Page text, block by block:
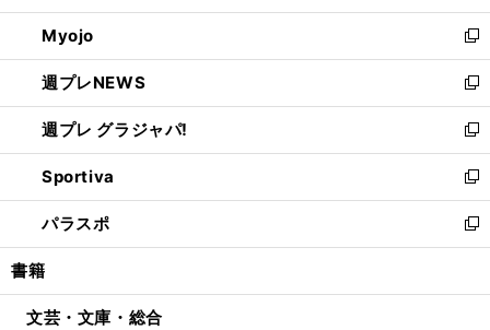
開
く
ウ
で
開
く
ン
ド
ウ
で
開
く
ウ
ィ
ン
ド
ウ
で
開
く
Myojo
新
し
い
ウ
ィ
ン
ド
ウ
で
開
週プレNEWS
新
し
い
ウ
ィ
ン
ド
ウ
開
週プレ グラジャパ!
新
し
い
ウ
ィ
ン
ウ
Sportiva
新
し
い
ウ
ン
パラスポ
新
し
ウ
書籍
文芸・文庫・総合